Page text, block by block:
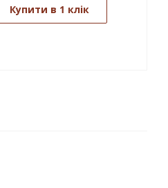
Купити в 1 клік